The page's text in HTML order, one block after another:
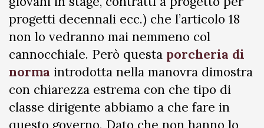
progetti decennali ecc.) che l’articolo 18
non lo vedranno mai nemmeno col
cannocchiale. Però questa porcheria di
norma introdotta nella manovra dimostra
con chiarezza estrema con che tipo di
classe dirigente abbiamo a che fare in
questo governo. Dato che non hanno lo